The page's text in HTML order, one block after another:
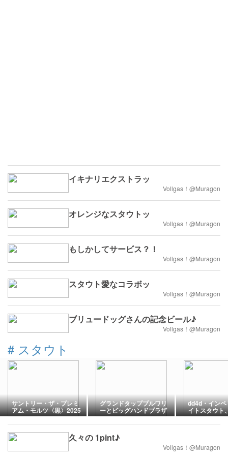
イキナリエクストラッ
Vollgas！@Muragon
オレンジなスタウトッ
Vollgas！@Muragon
もしかしてサービス？！
Vollgas！@Muragon
スタウト愛なコラボッ
Vollgas！@Muragon
ブリュードッグさんの記念ビール♪
Vollgas！@Muragon
# スタウト
サントリー・ザ・プレミ
アム・モルツ〈黒〉2025
バージョン、なのか？
グランドタップブルワリ
ーとビッグハンドブラザ
ーズのコラボはアイリッ
シュスタウトよつば
dd4d・イン
イトスタウト
ズ！ミントや
ンズ入りのビ
久々の 1pint♪
Vollgas！@Muragon